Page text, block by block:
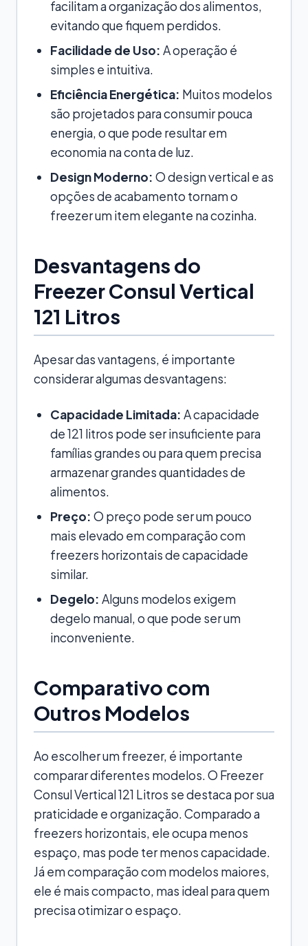
facilitam a organização dos alimentos,
evitando que fiquem perdidos.
Facilidade de Uso: A operação é
simples e intuitiva.
Eficiência Energética: Muitos modelos
são projetados para consumir pouca
energia, o que pode resultar em
economia na conta de luz.
Design Moderno: O design vertical e as
opções de acabamento tornam o
freezer um item elegante na cozinha.
Desvantagens do
Freezer Consul Vertical
121 Litros
Apesar das vantagens, é importante
considerar algumas desvantagens:
Capacidade Limitada: A capacidade
de 121 litros pode ser insuficiente para
famílias grandes ou para quem precisa
armazenar grandes quantidades de
alimentos.
Preço: O preço pode ser um pouco
mais elevado em comparação com
freezers horizontais de capacidade
similar.
Degelo: Alguns modelos exigem
degelo manual, o que pode ser um
inconveniente.
Comparativo com
Outros Modelos
Ao escolher um freezer, é importante
comparar diferentes modelos. O Freezer
Consul Vertical 121 Litros se destaca por sua
praticidade e organização. Comparado a
freezers horizontais, ele ocupa menos
espaço, mas pode ter menos capacidade.
Já em comparação com modelos maiores,
ele é mais compacto, mas ideal para quem
precisa otimizar o espaço.